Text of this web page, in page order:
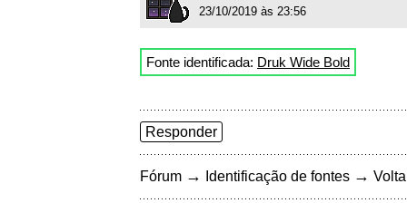
23/10/2019 às 23:56
Fonte identificada: Druk Wide Bold
Responder
Fórum → Identificação de fontes →